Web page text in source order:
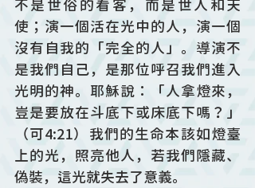
不是世俗的看客，而是世人和天
使；演一個活在光中的人，演一個
沒有自我的「完全的人」。導演不
是我們自己，是那位呼召我們進入
光明的神。耶穌說：「人拿燈來，
豈是要放在斗底下或床底下嗎？」
（可4:21）我們的生命本該如燈臺
上的光，照亮他人，若我們隱藏、
偽裝，這光就失去了意義。